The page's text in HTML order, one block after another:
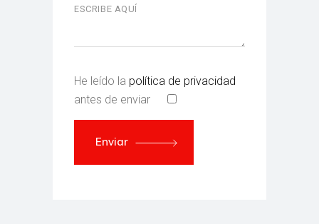
He leído la política de privacidad
antes de enviar
Enviar